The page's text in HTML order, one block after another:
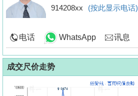
914208xx (按此显示电话)
电话 WhatsApp 讯息
成交尺价走势